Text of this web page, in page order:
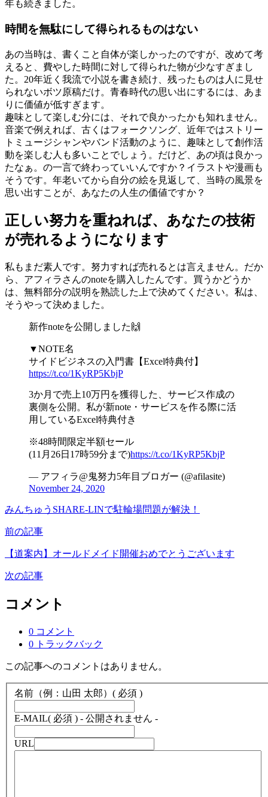
年も続きました。
時間を無駄にして得られるものはない
あの当時は、書くこと自体が楽しかったのですが、改めて考
えると、費やした時間に対して得られた物が少なすぎまし
た。20年近く我流で小説を書き続け、残ったものは人に見せ
られないボツ原稿だけ。青春時代の思い出にするには、あま
りに価値が低すぎます。
趣味として楽しむ分には、それで良かったかも知れません。
音楽で例えれば、古くはフォークソング、近年ではストリー
トミュージシャンやバンド活動のように、趣味として創作活
動を楽しむ人も多いことでしょう。だけど、あの頃は良かっ
たなぁ。の一言で終わっていいんですか？イラストや漫画も
そうです。年老いてから自分の絵を見返して、当時の風景を
思い出すことが、あなたの人生の価値ですか？
正しい努力を重ねれば、あなたの技術
が売れるようになります
私もまだ素人です。努力すれば売れるとは言えません。だか
ら、アフィラさんのnoteを購入したんです。買うかどうか
は、無料部分の説明を熟読した上で決めてください。私は、
そうやって決めました。
新作noteを公開しました🙌
▼NOTE名
サイドビジネスの入門書【Excel特典付】
https://t.co/1KyRP5KbjP
3か月で売上10万円を獲得した、サービス作成の
裏側を公開。私が新note・サービスを作る際に活
用しているExcel特典付き
※48時間限定半額セール
(11月26日17時59分まで)https://t.co/1KyRP5KbjP
— アフィラ@鬼努力5年目ブロガー (@afilasite)
November 24, 2020
みんちゅうSHARE-LINで駐輪場問題が解決！
前の記事
【道案内】オールドメイド開催おめでとうございます
次の記事
コメント
0 コメント
0 トラックバック
この記事へのコメントはありません。
名前（例：山田 太郎） ( 必須 )
E-MAIL( 必須 ) - 公開されません -
URL